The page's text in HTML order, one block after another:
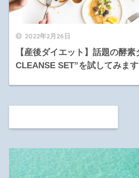
2022年2月26日
【産後ダイエット】話題の酵
CLEANSE SET”を試してみます